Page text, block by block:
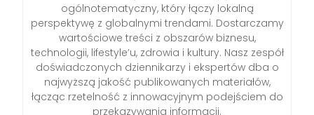
ogólnotematyczny, który łączy lokalną
perspektywę z globalnymi trendami. Dostarczamy
wartościowe treści z obszarów biznesu,
technologii, lifestyle’u, zdrowia i kultury. Nasz zespół
doświadczonych dziennikarzy i ekspertów dba o
najwyższą jakość publikowanych materiałów,
łącząc rzetelność z innowacyjnym podejściem do
przekazywania informacji.